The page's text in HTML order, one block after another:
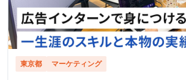
東京都 マーケティング